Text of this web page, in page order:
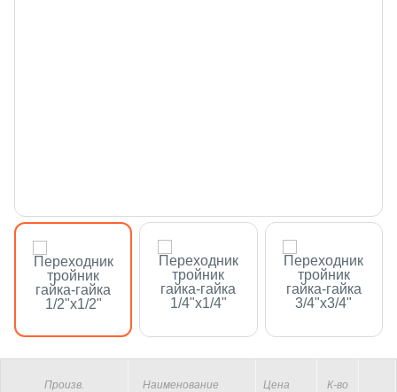
Произв. Наименование Цена К-во